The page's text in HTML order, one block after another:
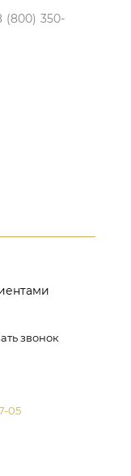
(800) 350-
звонок
05